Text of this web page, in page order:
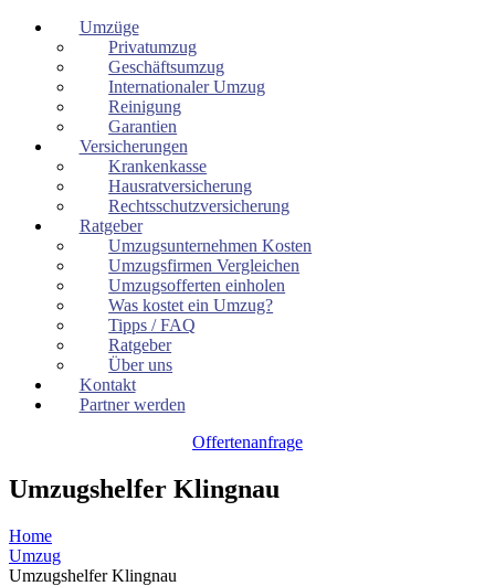
Umzüge
Privatumzug
Geschäftsumzug
Internationaler Umzug
Reinigung
Garantien
Versicherungen
Krankenkasse
Hausratversicherung
Rechtsschutzversicherung
Ratgeber
Umzugsunternehmen Kosten
Umzugsfirmen Vergleichen
Umzugsofferten einholen
Was kostet ein Umzug?
Tipps / FAQ
Ratgeber
Über uns
Kontakt
Partner werden
Offertenanfrage
Umzugshelfer Klingnau
Home
Umzug
Umzugshelfer Klingnau